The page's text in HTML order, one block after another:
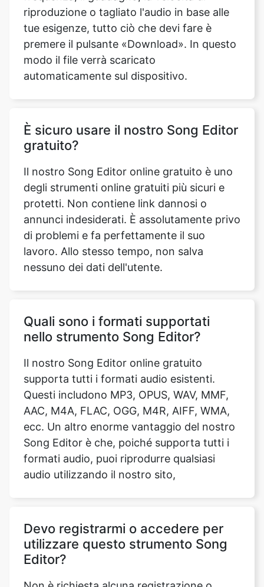
modo il file verrà scaricato
automaticamente sul dispositivo.
È sicuro usare il nostro Song Editor
degli strumenti online gratuiti più sicuri e
protetti. Non contiene link dannosi o
annunci indesiderati. È assolutamente privo
di problemi e fa perfettamente il suo
lavoro. Allo stesso tempo, non salva
nessuno dei dati dell'utente.
Quali sono i formati supportati
supporta tutti i formati audio esistenti.
Questi includono MP3, OPUS, WAV, MMF,
AAC, M4A, FLAC, OGG, M4R, AIFF, WMA,
ecc. Un altro enorme vantaggio del nostro
Song Editor è che, poiché supporta tutti i
formati audio, puoi riprodurre qualsiasi
audio utilizzando il nostro sito,
Devo registrarmi o accedere per
Non è richiesta alcuna registrazione o
accesso sul nostro sito Web. Puoi utilizzare
il nostro Song Editor online gratuitamente
e senza alcuna richiesta di registrazione.